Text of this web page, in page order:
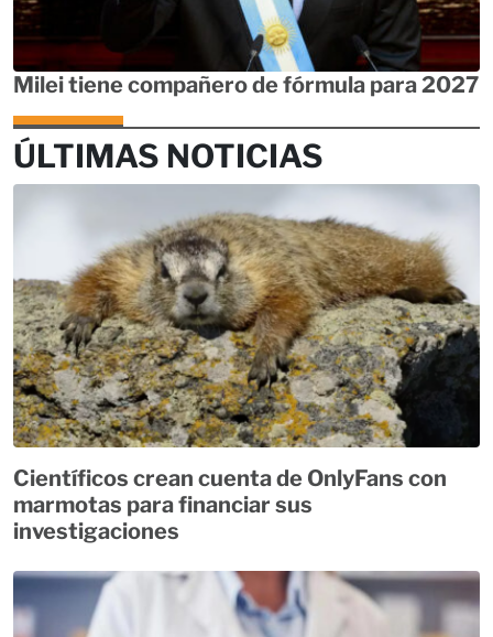
Milei tiene compañero de fórmula para 2027
ÚLTIMAS NOTICIAS
Científicos crean cuenta de OnlyFans con
marmotas para financiar sus
investigaciones